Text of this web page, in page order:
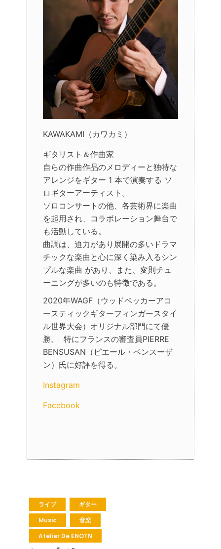
KAWAKAMI（カワカミ）
ギタリスト＆作曲家
自らの作曲作品のメロディーと独特な
アレンジをギター 1 本で演奏する ソ
ロギターアーティスト。
ソロコンサートの他、各芸術界に楽曲
を起用され、コラボレーション舞台で
も活動している。
曲調は、迫力があり展開の多いドラマ
チックな楽曲と心に深く染み入るシン
プルな楽曲 があり、また、変則チュ
ーニングが多いのも特徴である。
2020年WAGF（ウッドペッカーアコ
ースティックギターフィンガースタイ
ル世界大会）オリジナル部門にて優
勝。 特にフランスの審査員PIERRE
BENSUSAN（ピエール・ベンスーザ
ン）氏に好評を得る。
Instagram
Facebook
ライブ
ギター
Music
音楽
Atelier De ENOTN